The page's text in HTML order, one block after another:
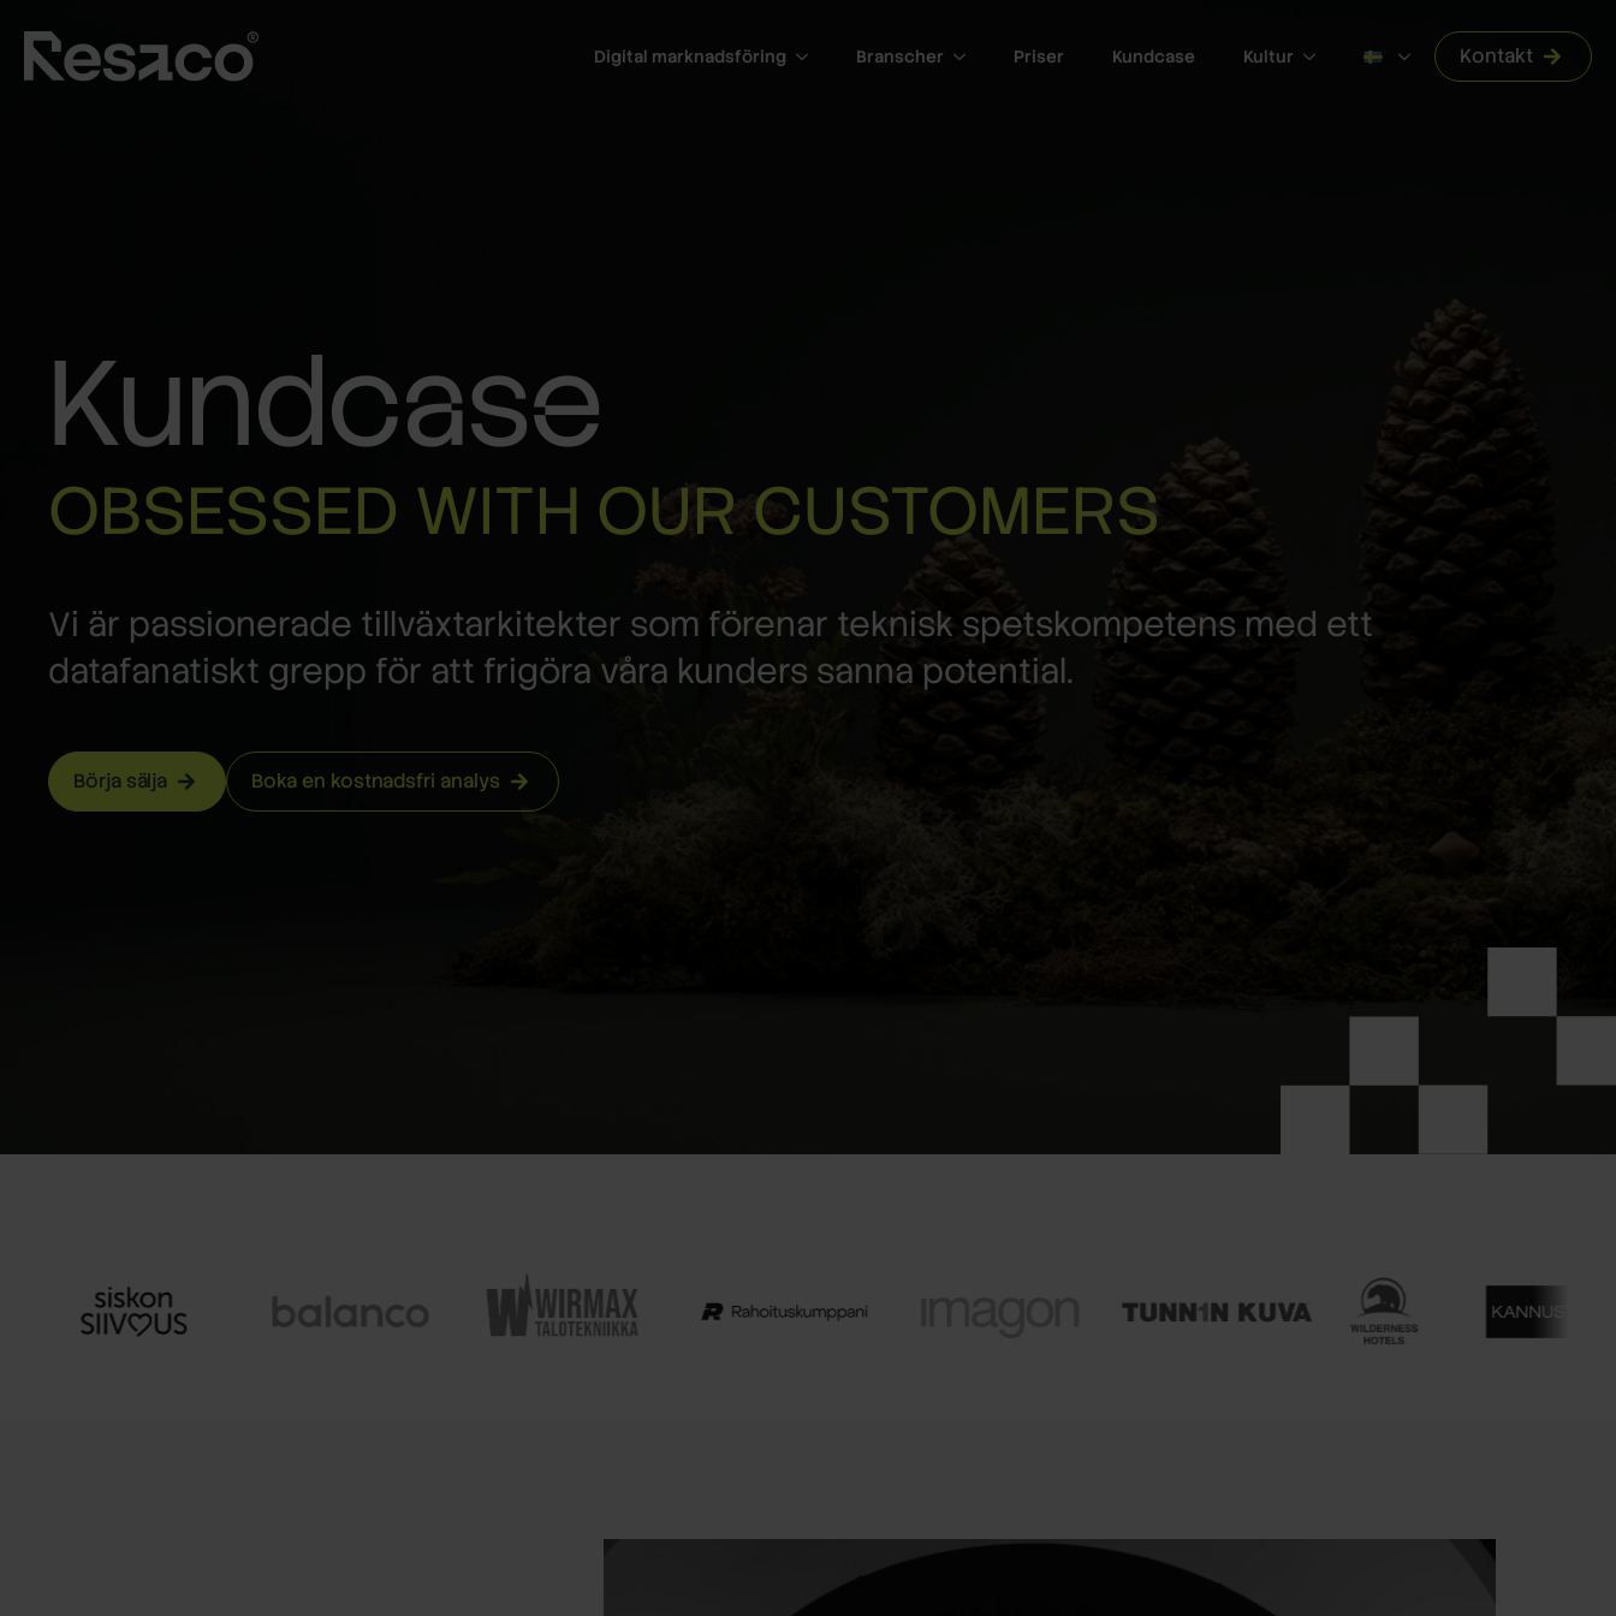
Digital marknadsföring Branscher Priser Kundcase Kultur Kontakt
Kundcase
OBSESSED WITH OUR CUSTOMERS
Vi är passionerade tillväxtarkitekter som förenar teknisk spetskompetens med ett
datafanatiskt grepp för att frigöra våra kunders sanna potential.
Börja sälja Boka en kostnadsfri analys